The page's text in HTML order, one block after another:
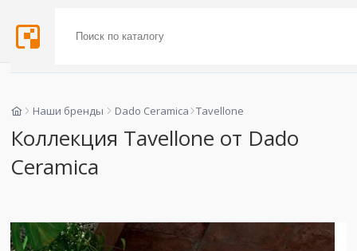
Наши бренды Dado Ceramica Tavellone
Коллекция Tavellone от Dado
Ceramica